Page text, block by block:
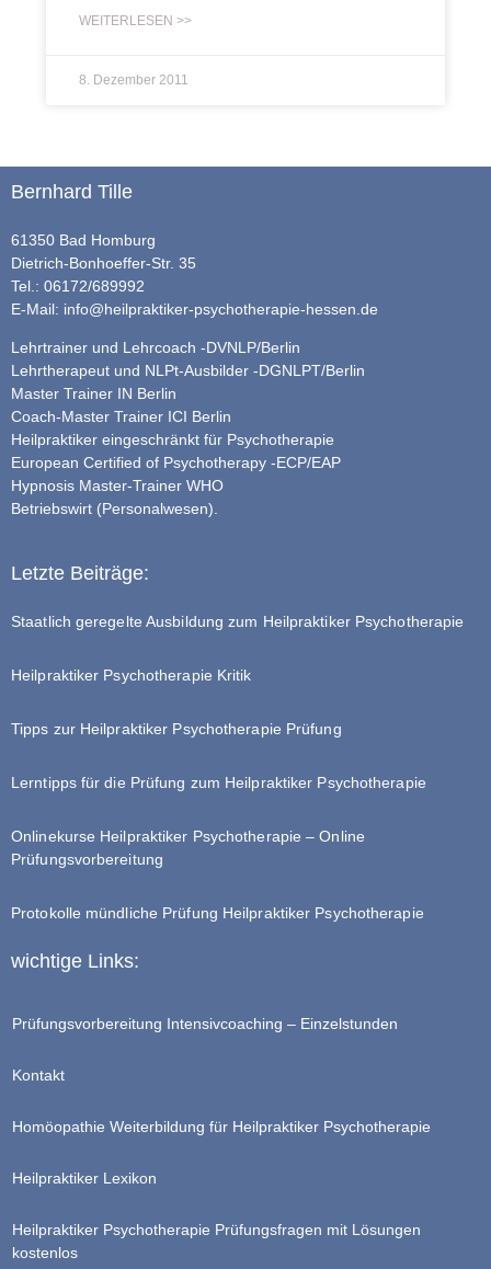
WEITERLESEN >>
8. Dezember 2011
Bernhard Tille
61350 Bad Homburg
Dietrich-Bonhoeffer-Str. 35
Tel.: 06172/689992
E-Mail: info@heilpraktiker-psychotherapie-hessen.de
Lehrtrainer und Lehrcoach -DVNLP/Berlin
Lehrtherapeut und NLPt-Ausbilder -DGNLPT/Berlin
Master Trainer IN Berlin
Coach-Master Trainer ICI Berlin
Heilpraktiker eingeschränkt für Psychotherapie
European Certified of Psychotherapy -ECP/EAP
Hypnosis Master-Trainer WHO
Betriebswirt (Personalwesen).
Letzte Beiträge:
Staatlich geregelte Ausbildung zum Heilpraktiker Psychotherapie
Heilpraktiker Psychotherapie Kritik
Tipps zur Heilpraktiker Psychotherapie Prüfung
Lerntipps für die Prüfung zum Heilpraktiker Psychotherapie
Onlinekurse Heilpraktiker Psychotherapie – Online
Prüfungsvorbereitung
Protokolle mündliche Prüfung Heilpraktiker Psychotherapie
wichtige Links:
Prüfungsvorbereitung Intensivcoaching – Einzelstunden
Kontakt
Homöopathie Weiterbildung für Heilpraktiker Psychotherapie
Heilpraktiker Lexikon
Heilpraktiker Psychotherapie Prüfungsfragen mit Lösungen
kostenlos